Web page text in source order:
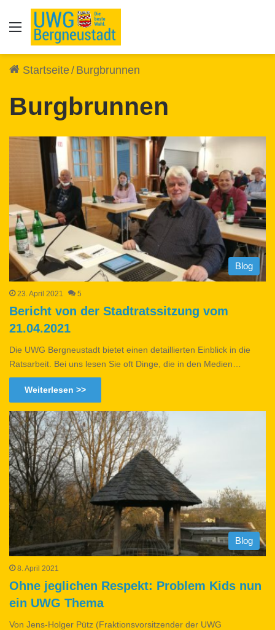
Auswahl
Startseite/ Burgbrunnen
Burgbrunnen
Blog
23. April 2021 5
Bericht von der Stadtratssitzung vom
21.04.2021
Die UWG Bergneustadt bietet einen detaillierten Einblick in die
Ratsarbeit. Bei uns lesen Sie oft Dinge, die in den Medien…
Weiterlesen >>
Blog
8. April 2021
Ohne jeglichen Respekt: Problem Kids nun
ein UWG Thema
Von Jens-Holger Pütz (Fraktionsvorsitzender der UWG